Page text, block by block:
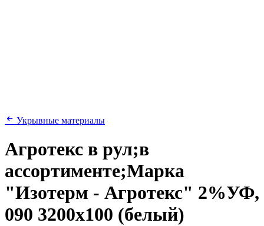
Укрывные материалы
Агротекс в рул;в
ассортименте;Марка
"Изотерм - Агротекс" 2%УФ,
090 3200х100 (белый)